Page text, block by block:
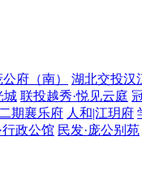
公府（南） 湖北交投汉
城 联投越秀·悦见云庭
期襄乐府 人和|江玥府
行政公馆 民发·庞公别苑